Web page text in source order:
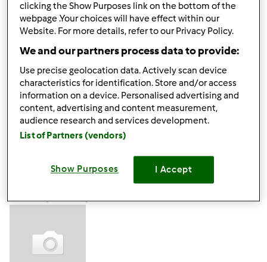
śr., 03/04/2020 - 13:29
__________________________
Ostelife Premium Plus
Góra strony
Zalogujlub
komentarze
clicking the Show Purposes link on the bottom of the
webpage .Your choices will have effect within our
Website. For more details, refer to our Privacy Policy.
We and our partners process data to provide:
Use precise geolocation data. Actively scan device
characteristics for identification. Store and/or access
information on a device. Personalised advertising and
content, advertising and content measurement,
audience research and services development.
List of Partners (vendors)
Show Purposes I Accept